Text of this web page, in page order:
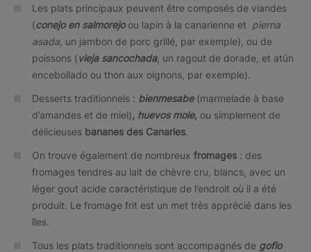
Les plats principaux peuvent être composés de viandes
(conejo en salmorejoou lapin à la canarienne et pierna
asada, un jambon de porc grillé, par exemple), ou de
poissons (vieja sancochada, un ragout de dorade, et atún
encebollado ou thon aux oignons, par exemple).
Desserts traditionnels : bienmesabe (marmelade à base
d’amandes et de miel), huevos mole, ou simplement de
délicieuses bananes des Canaries.
On trouve également de nombreux fromages : des
fromages tendres au lait de chèvre cru, blancs, avec un
léger gout acide caractéristique de l’endroit où il a été
produit. Le fromage frit est un met très apprécié dans les
îles.
Tous les plats traditionnels sont accompagnés de gofio